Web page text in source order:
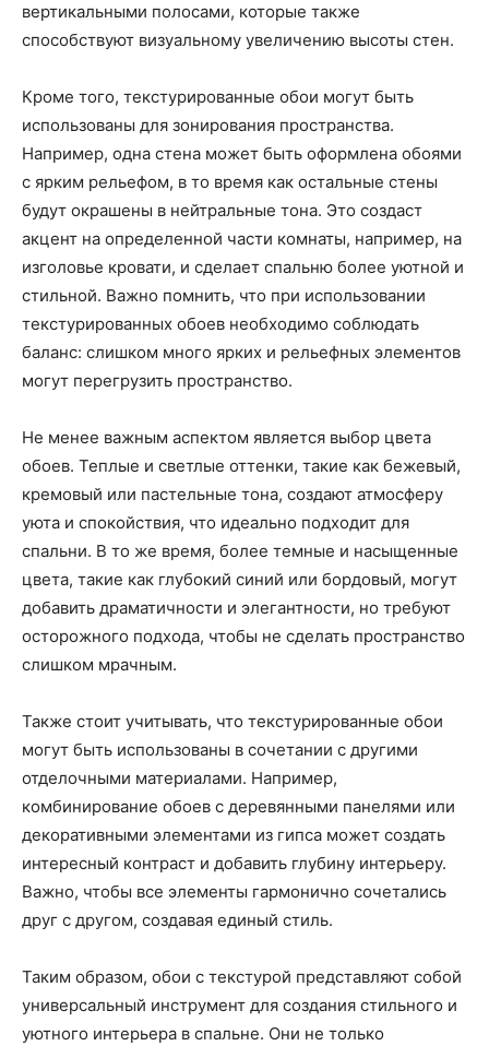
вертикальными полосами, которые также
способствуют визуальному увеличению высоты стен.
Кроме того, текстурированные обои могут быть
использованы для зонирования пространства.
Например, одна стена может быть оформлена обоями
с ярким рельефом, в то время как остальные стены
будут окрашены в нейтральные тона. Это создаст
акцент на определенной части комнаты, например, на
изголовье кровати, и сделает спальню более уютной и
стильной. Важно помнить, что при использовании
текстурированных обоев необходимо соблюдать
баланс: слишком много ярких и рельефных элементов
могут перегрузить пространство.
Не менее важным аспектом является выбор цвета
обоев. Теплые и светлые оттенки, такие как бежевый,
кремовый или пастельные тона, создают атмосферу
уюта и спокойствия, что идеально подходит для
спальни. В то же время, более темные и насыщенные
цвета, такие как глубокий синий или бордовый, могут
добавить драматичности и элегантности, но требуют
осторожного подхода, чтобы не сделать пространство
слишком мрачным.
Также стоит учитывать, что текстурированные обои
могут быть использованы в сочетании с другими
отделочными материалами. Например,
комбинирование обоев с деревянными панелями или
декоративными элементами из гипса может создать
интересный контраст и добавить глубину интерьеру.
Важно, чтобы все элементы гармонично сочетались
друг с другом, создавая единый стиль.
Таким образом, обои с текстурой представляют собой
универсальный инструмент для создания стильного и
уютного интерьера в спальне. Они не только